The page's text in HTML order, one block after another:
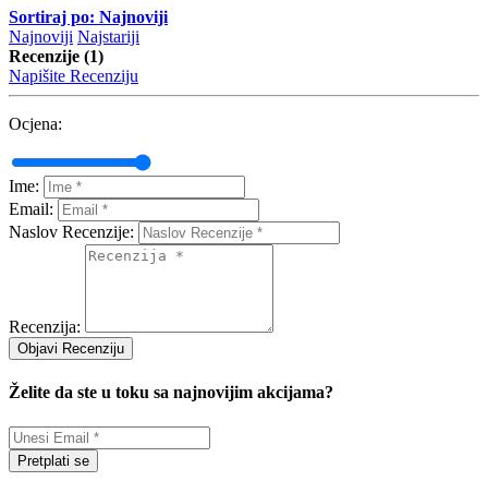
Sortiraj po: Najnoviji
Najnoviji Najstariji
Recenzije (1)
Napišite Recenziju
Ocjena:
Ime:
Email:
Naslov Recenzije:
Recenzija:
Objavi Recenziju
Želite da ste u toku sa najnovijim akcijama?
Pretplati se